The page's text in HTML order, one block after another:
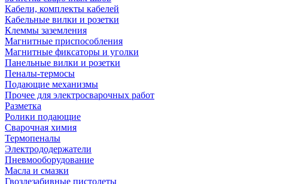
Кабели, комплекты кабелей
Кабельные вилки и розетки
Клеммы заземления
Магнитные приспособления
Магнитные фиксаторы и уголки
Панельные вилки и розетки
Пеналы-термосы
Подающие механизмы
Прочее для электросварочных работ
Разметка
Ролики подающие
Сварочная химия
Термопеналы
Электрододержатели
Пневмооборудование
Масла и смазки
Гвоздезабивные пистолеты